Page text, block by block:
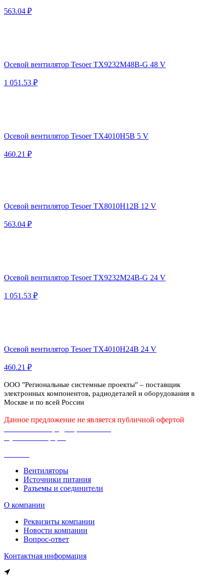
563.04 ₽
Осевой вентилятор Tesoer TX9232M48B-G 48 V
1 051.53 ₽
Осевой вентилятор Tesoer TX4010H5B 5 V
460.21 ₽
Осевой вентилятор Tesoer TX8010H12B 12 V
563.04 ₽
Осевой вентилятор Tesoer TX9232M24B-G 24 V
1 051.53 ₽
Осевой вентилятор Tesoer TX4010H24B 24 V
460.21 ₽
ООО "Региональные системные проекты" – поставщик
электронных компонентов, радиодеталей и оборудования в
Москве и по всей России
Данное предложение не является публичной офертой
Вентиляторы
Источники питания
Разъемы и соединители
О компании
Реквизиты компании
Новости компании
Вопрос-ответ
Контактная информация